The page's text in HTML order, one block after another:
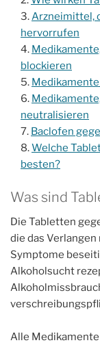
Arzneimittel,
hervorrufen
blockieren
neutralisieren
Baclofen
Welche
besten?
Was sind
Die Tabletten
die das
Symptome
Alkoholsucht
Alle